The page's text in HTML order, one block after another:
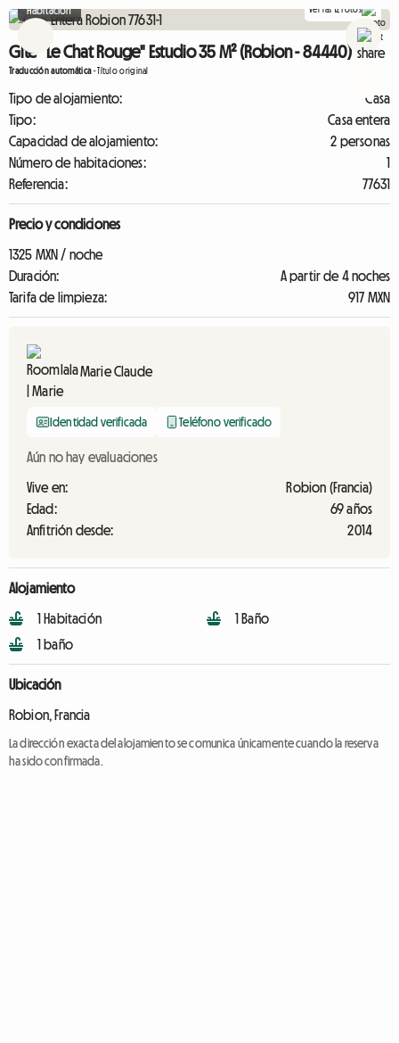
Habitación Ver las 12 fotos
Gite "Le Chat Rouge" Estudio 35 M² (Robion - 84440)
Traducción automática-Título original
Tipo de alojamiento:
Casa
Tipo:
Casa entera
Capacidad de alojamiento:
2 personas
Número de habitaciones:
1
Referencia:
77631
Precio y condiciones
1325 MXN / noche
Duración:
A partir de 4 noches
Tarifa de limpieza:
917 MXN
Marie Claude
Identidad verificada Teléfono verificado
Aún no hay evaluaciones
Vive en:
Robion (Francia)
Edad:
69 años
Anfitrión desde:
2014
Alojamiento
1 Habitación
1 baño
1 Baño
Ubicación
Robion, Francia
La dirección exacta del alojamiento se comunica únicamente cuando la reserva
ha sido confirmada.